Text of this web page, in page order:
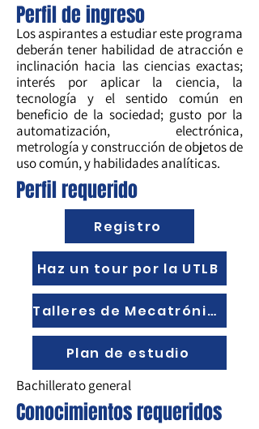
Perfil de ingreso
Los aspirantes a estudiar este programa
deberán tener habilidad de atracción e
inclinación hacia las ciencias exactas;
interés por aplicar la ciencia, la
tecnología y el sentido común en
beneficio de la sociedad; gusto por la
automatización, electrónica,
metrología y construcción de objetos de
uso común, y habilidades analíticas.
Perfil requerido
Registro
Haz un tour por la UTLB
Talleres de Mecatrónica
Plan de estudio
Bachillerato general
Conocimientos requeridos